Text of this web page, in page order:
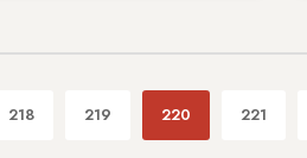
218 219 220 221